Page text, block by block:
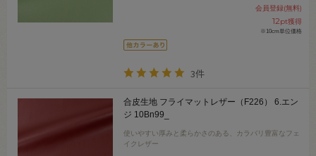
会員登録(無料)
12pt獲得
※10cm単位価格
3件
合皮生地 フライマットレザー（F226） 6.エン
ジ 10Bn99_
使いやすい厚みと柔らかさのある、カラバリ豊富なフェ
イクレザー